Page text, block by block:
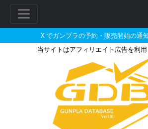
X でガンプラの予約・販売開始の通
当サイトはアフィリエイト広告を利用
HG 1/144 ジンクスIII